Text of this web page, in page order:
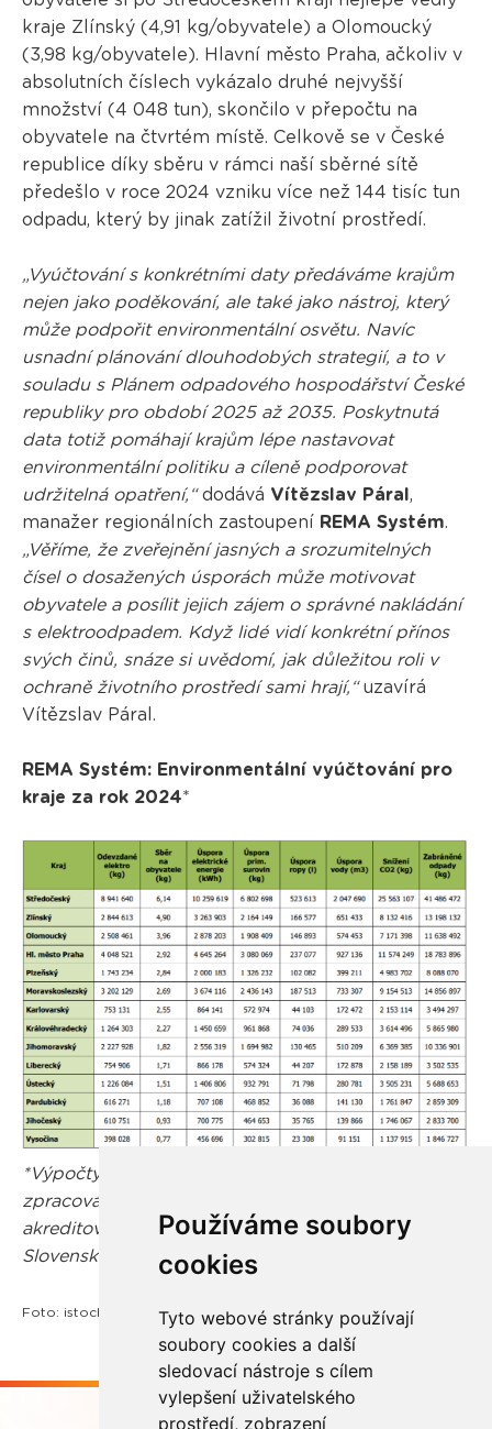
Používáme soubory
cookies
Tyto webové stránky používají
soubory cookies a další
sledovací nástroje s cílem
vylepšení uživatelského
prostředí, zobrazení
kraje Zlínský (4,91 kg/obyvatele) a Olomoucký
(3,98 kg/obyvatele). Hlavní město Praha, ačkoliv v
absolutních číslech vykázalo druhé nejvyšší
množství (4 048 tun), skončilo v přepočtu na
obyvatele na čtvrtém místě. Celkově se v České
republice díky sběru v rámci naší sběrné sítě
předešlo v roce 2024 vzniku více než 144 tisíc tun
odpadu, který by jinak zatížil životní prostředí.
„Vyúčtování s konkrétními daty předáváme krajům
nejen jako poděkování, ale také jako nástroj, který
může podpořit environmentální osvětu. Navíc
usnadní plánování dlouhodobých strategií, a to v
souladu s Plánem odpadového hospodářství České
republiky pro období 2025 až 2035. Poskytnutá
data totiž pomáhají krajům lépe nastavovat
environmentální politiku a cíleně podporovat
udržitelná opatření,“dodává Vítězslav Páral ,
manažer regionálních zastoupení
REMA Systém.
„Věříme, že zveřejnění jasných a srozumitelných
čísel o dosažených úsporách může motivovat
obyvatele a posílit jejich zájem o správné nakládání
s elektroodpadem. Když lidé vidí konkrétní přínos
svých činů, snáze si uvědomí, jak důležitou roli v
ochraně životního prostředí sami hrají,“uzavírá
Vítězslav Páral.
REMA Systém: Environmentální vyúčtování pro
kraje za rok 2024*
*Výpočty pro environmentální vyúčtování byly
zpracovány ve spolupráci se společností CI3,
akreditovaným partnerem CDP pro Českou a
Slovenskou republiku.
Foto: istockphoto.com